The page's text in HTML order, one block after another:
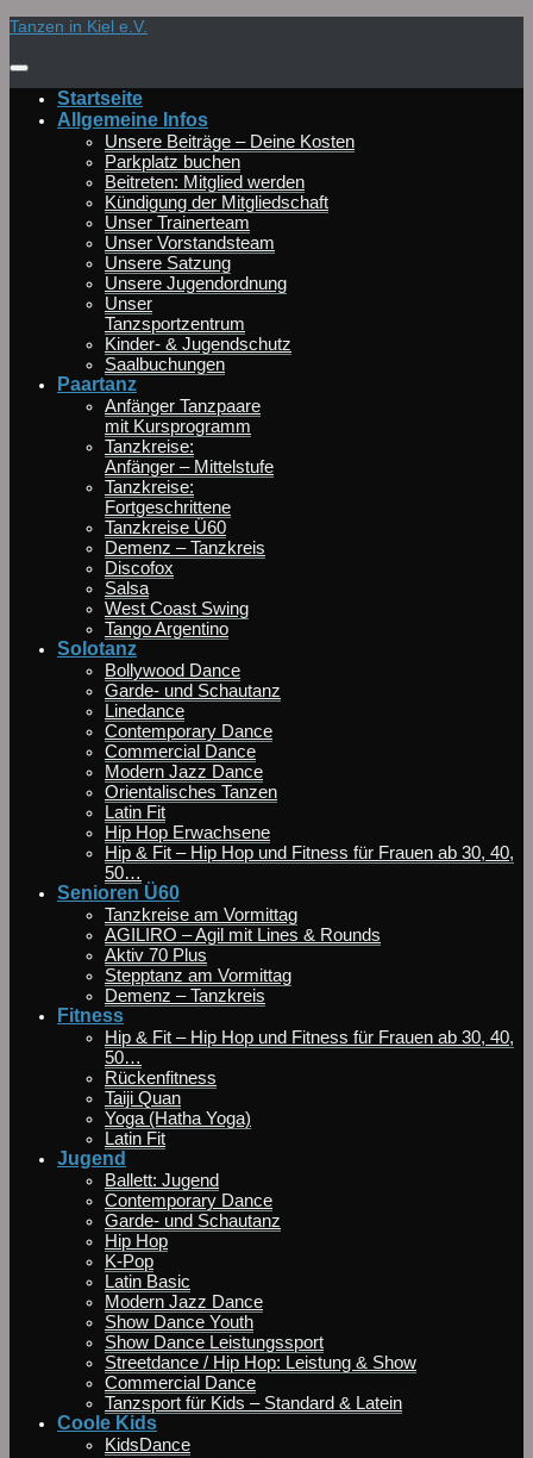
Zum
springen
Tanzen in Kiel e.V.
Startseite
Allgemeine Infos
Unsere Beiträge – Deine Kosten
Parkplatz buchen
Beitreten: Mitglied werden
Kündigung der Mitgliedschaft
Unser Trainerteam
Unser Vorstandsteam
Unsere Satzung
Unsere Jugendordnung
Unser
Tanzsportzentrum
Kinder- & Jugendschutz
Saalbuchungen
Paartanz
Anfänger Tanzpaare
mit Kursprogramm
Tanzkreise:
Anfänger – Mittelstufe
Tanzkreise:
Fortgeschrittene
Tanzkreise Ü60
Demenz – Tanzkreis
Discofox
Salsa
West Coast Swing
Tango Argentino
Solotanz
Bollywood Dance
Garde- und Schautanz
Linedance
Contemporary Dance
Commercial Dance
Modern Jazz Dance
Orientalisches Tanzen
Latin Fit
Hip Hop Erwachsene
Hip & Fit – Hip Hop und Fitness für Frauen ab 30, 40,
50…
Senioren Ü60
Tanzkreise am Vormittag
AGILIRO – Agil mit Lines & Rounds
Aktiv 70 Plus
Stepptanz am Vormittag
Demenz – Tanzkreis
Fitness
Hip & Fit – Hip Hop und Fitness für Frauen ab 30, 40,
50…
Rückenfitness
Taiji Quan
Yoga (Hatha Yoga)
Latin Fit
Jugend
Ballett: Jugend
Contemporary Dance
Garde- und Schautanz
Hip Hop
K-Pop
Latin Basic
Modern Jazz Dance
Show Dance Youth
Show Dance Leistungssport
Streetdance / Hip Hop: Leistung & Show
Commercial Dance
Tanzsport für Kids – Standard & Latein
Coole Kids
KidsDance